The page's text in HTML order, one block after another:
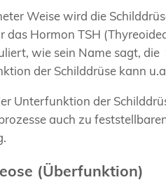
Weise wird die
das Hormon TSH
wie sein Name sagt,
der Schilddrüse kann
Unterfunktion der
auch zu
(Überfunktion)